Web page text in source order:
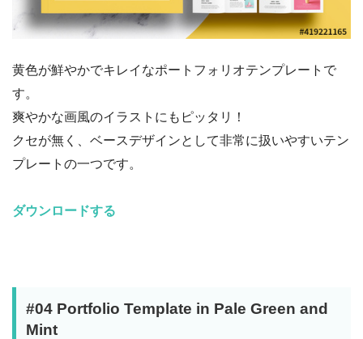
黄色が鮮やかでキレイなポートフォリオテンプレートで
す。
爽やかな画風のイラストにもピッタリ！
クセが無く、ベースデザインとして非常に扱いやすいテン
プレートの一つです。
ダウンロードする
#04 Portfolio Template in Pale Green and
Mint